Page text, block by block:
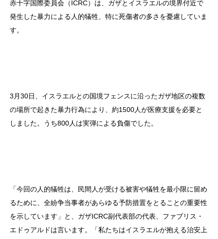
赤十字国際委員会（ICRC）は、ガザとイスラエルの境界付近で
発生した暴力による人的犠牲、特に死傷者の多さを憂慮していま
す。
3月30日、イスラエルとの国境フェンスに沿ったガザ地区の複数
の場所で起きた暴力行為により、約1500人が医療支援を必要と
しました。うち800人は実弾による負傷でした。
「今回の人的犠牲は、民間人が受ける被害や犠牲を最小限に留め
るために、全紛争当事者があらゆる予防措置をとることの重要性
を示しています」と、ガザICRC副代表部の代表、ファブリス・
エドゥアルドは言います。「私たちはイスラエルが抱える治安上